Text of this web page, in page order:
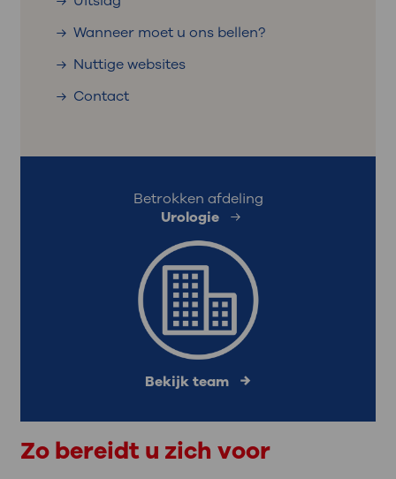
Wanneer moet u ons bellen?
Nuttige websites
Contact
Betrokken afdeling
Urologie
Bekijk team
Zo bereidt u zich voor